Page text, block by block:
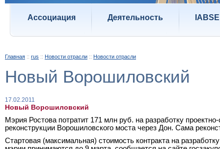
Ассоциация Деятельность IABSE
Главная :: rus :: Новости отрасли :: Новости отрасли
Новый Ворошиловский
17.02.2011
Новый Ворошиловский
Мэрия Ростова потратит 171 млн руб. на разработку
реконструкции Ворошиловского моста через Дон. Сама
Стартовая (максимальная) стоимость контракта на